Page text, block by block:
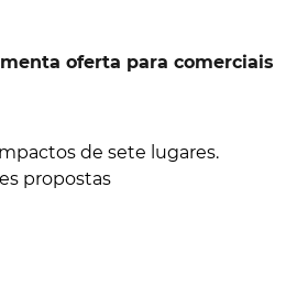
oferta para comerciais